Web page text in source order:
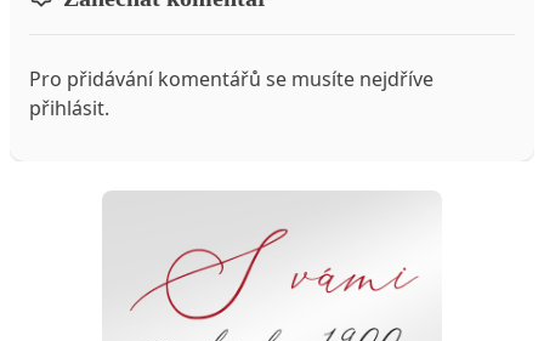
Pro přidávání komentářů se musíte nejdříve
přihlásit.